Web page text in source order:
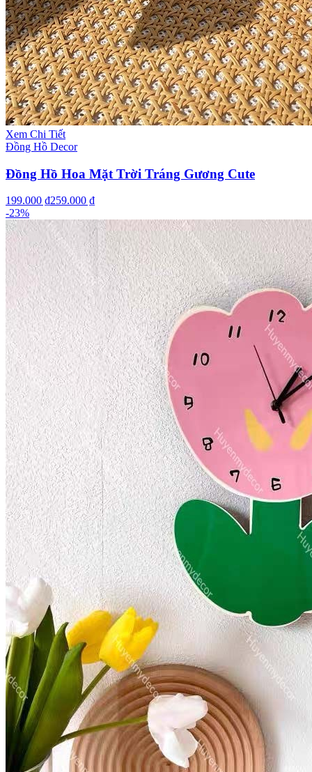
Xem Chi Tiết
Đồng Hồ Decor
Đồng Hồ Hoa Mặt Trời Tráng Gương Cute
199.000 ₫259.000 ₫
-23%